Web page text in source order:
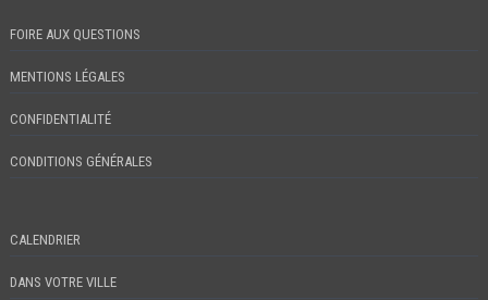
FOIRE AUX QUESTIONS
MENTIONS LÉGALES
CONFIDENTIALITÉ
CONDITIONS GÉNÉRALES
CALENDRIER
DANS VOTRE VILLE